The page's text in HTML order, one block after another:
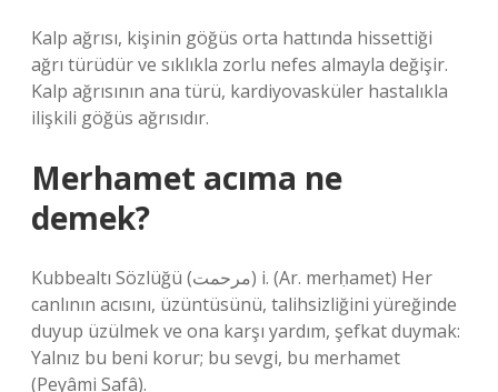
Kalp ağrısı, kişinin göğüs orta hattında hissettiği
ağrı türüdür ve sıklıkla zorlu nefes almayla değişir.
Kalp ağrısının ana türü, kardiyovasküler hastalıkla
ilişkili göğüs ağrısıdır.
Merhamet acıma ne
demek?
Kubbealtı Sözlüğü (ﻣﺮﺣﻤﺖ) i. (Ar. merḥamet) Her
canlının acısını, üzüntüsünü, talihsizliğini yüreğinde
duyup üzülmek ve ona karşı yardım, şefkat duymak:
Yalnız bu beni korur; bu sevgi, bu merhamet
(Peyâmi Safâ).